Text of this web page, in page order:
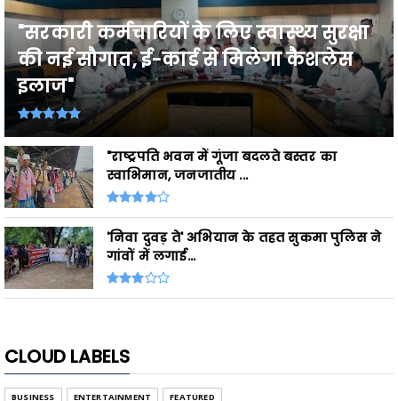
"सरकारी कर्मचारियों के लिए स्वास्थ्य सुरक्षा
की नई सौगात, ई-कार्ड से मिलेगा कैशलेस
इलाज"
"राष्ट्रपति भवन में गूंजा बदलते बस्तर का
स्वाभिमान, जनजातीय ...
'निवा दुवड़ ते' अभियान के तहत सुकमा पुलिस ने
गांवों में लगाई...
CLOUD LABELS
BUSINESS ENTERTAINMENT FEATURED